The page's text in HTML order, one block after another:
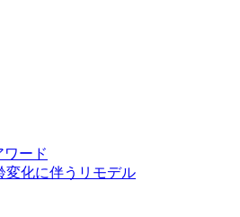
ード
変化に伴うリモデル